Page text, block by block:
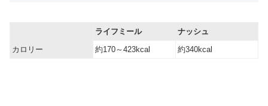
ライフミール
ナッシュ
カロリー
約170～423kcal 約340kcal